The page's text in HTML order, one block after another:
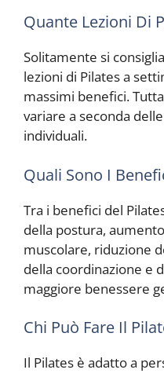
Quante Lezioni Di
Solitamente si
lezioni di Pilates a
massimi benefici.
variare a seconda
individuali.
Quali Sono I
Tra i benefici del
della postura,
muscolare, riduzione
della coordinazione e
maggiore benessere
Chi Può Fare Il
Il Pilates è adatto a